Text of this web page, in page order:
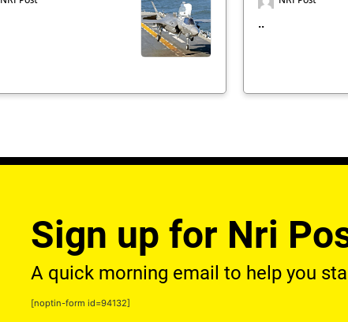
..
Sign up for Nri
A quick morning email to help you
[noptin-form id=94132]